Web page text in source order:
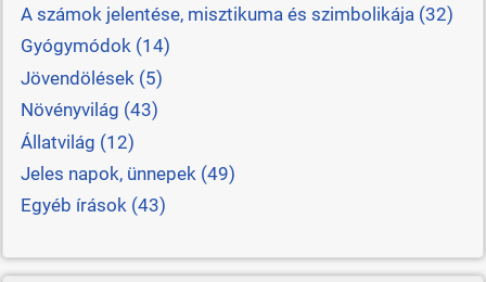
A számok jelentése, misztikuma és szimbolikája (32)
Gyógymódok (14)
Jövendölések (5)
Növényvilág (43)
Állatvilág (12)
Jeles napok, ünnepek (49)
Egyéb írások (43)